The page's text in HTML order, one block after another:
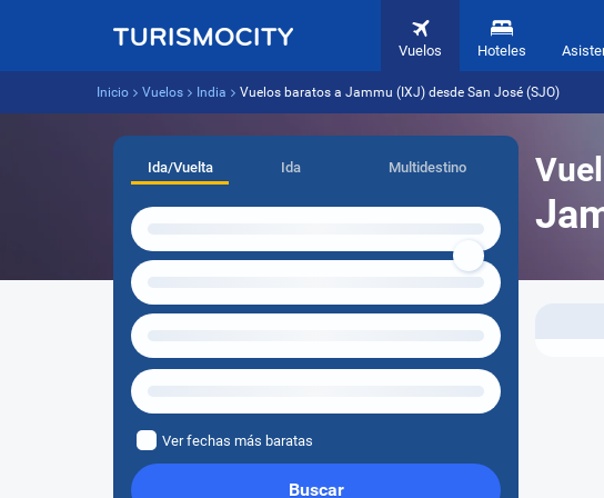
Vuelos Hoteles
Inicio Vuelos India Vuelos baratos a Jammu (IXJ) desde San José (SJO)
Ida/Vuelta Ida Multidestino
Ver fechas más baratas
Buscar